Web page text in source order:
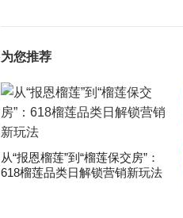
为您推荐
从“报恩榴莲”到“榴莲保交房”：
618榴莲品类日解锁营销新玩法